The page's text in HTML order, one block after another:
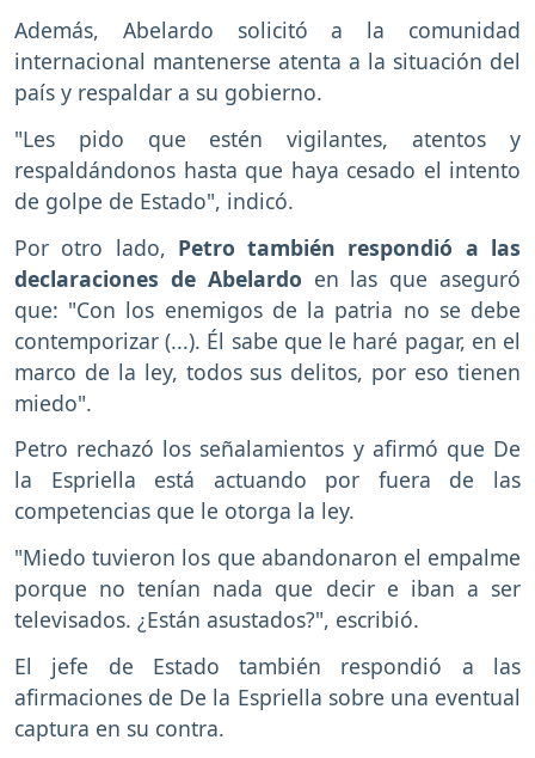
Además, Abelardo solicitó a la comunidad
internacional mantenerse atenta a la situación del
país y respaldar a su gobierno.
"Les pido que estén vigilantes, atentos y
respaldándonos hasta que haya cesado el intento
de golpe de Estado", indicó.
Por otro lado, Petro también respondió a las
declaraciones de Abelardo en las que aseguró
que: "Con los enemigos de la patria no se debe
contemporizar (...). Él sabe que le haré pagar, en el
marco de la ley, todos sus delitos, por eso tienen
miedo".
Petro rechazó los señalamientos y afirmó que De
la Espriella está actuando por fuera de las
competencias que le otorga la ley.
"Miedo tuvieron los que abandonaron el empalme
porque no tenían nada que decir e iban a ser
televisados. ¿Están asustados?", escribió.
El jefe de Estado también respondió a las
afirmaciones de De la Espriella sobre una eventual
captura en su contra.